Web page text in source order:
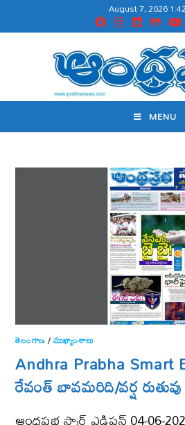
August 7, 2026
MENU
తెలంగాణ‌/ముఖ్యాంశాలు
Andhra Prabha Smart
రేవంత్​ బావమరిది/వర్ష రుతువు